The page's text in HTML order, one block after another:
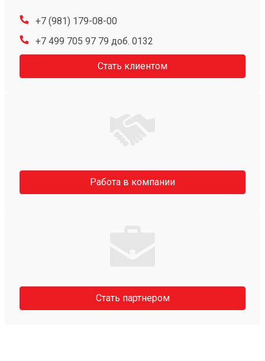
+7 (981) 179-08-00
+7 499 705 97 79 доб. 0132
Стать клиентом
Работа в компании
Стать партнером